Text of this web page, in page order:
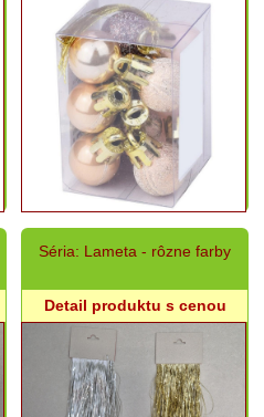
Séria: Lameta - rôzne farby
Detail produktu s cenou